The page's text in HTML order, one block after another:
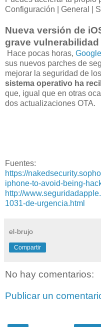
Configuración | General |
Nueva versión de
grave vulnerabilidad
Hace pocas horas,
sus nuevos parches de
mejorar la seguridad de
sistema operativo ha
que, igual que en otras
dos actualizaciones OTA.
Fuentes:
https://
iphone-to-avoid-being-
http://
1031-de-urgencia.html
el-brujo
Compartir
No hay comentarios:
Publicar un